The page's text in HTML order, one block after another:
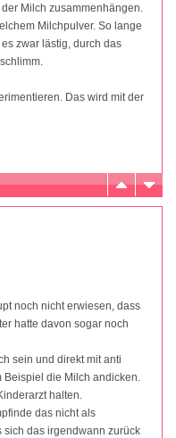
Milch zusammenhängen.
Milchpulver. So lange
zwar lästig, durch das
Das wird mit der
noch nicht erwiesen, dass
hatte davon sogar noch
sein und direkt mit anti
die Milch andicken.
halten.
das nicht als
das irgendwann zurück